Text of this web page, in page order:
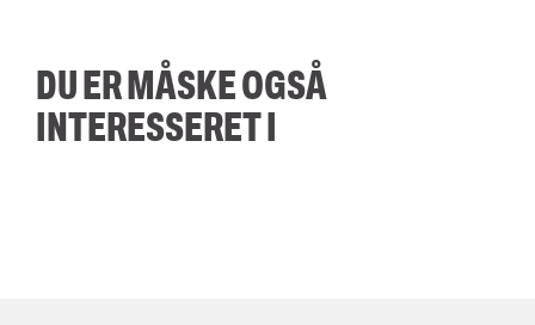
DU ER MÅSKE OGSÅ
INTERESSERET I